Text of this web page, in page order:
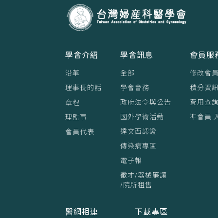
學會介紹
沿革
理事⻑的話
章程
理監事
會員代表
學會訊息
全部
學會會務
政府法令與公告
國外學術活動
達文西認證
傳染病專區
電子報
徵才/器械廉讓
/院所租售
會員服
修改會
積分資
費用查
準會員
醫網相連 下載專區